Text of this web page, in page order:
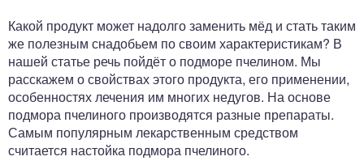
Какой продукт может надолго заменить мёд и стать таким
же полезным снадобьем по своим характеристикам? В
нашей статье речь пойдёт о подморе пчелином. Мы
расскажем о свойствах этого продукта, его применении,
особенностях лечения им многих недугов. На основе
подмора пчелиного производятся разные препараты.
Самым популярным лекарственным средством
считается настойка подмора пчелиного.